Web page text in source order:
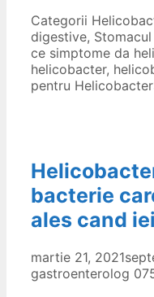
Categorii
digestive,
ce simptome da
helicobacter,
pentru Helicobacter
bacterie
ales cand
martie 21, 2021
gastroenterolog